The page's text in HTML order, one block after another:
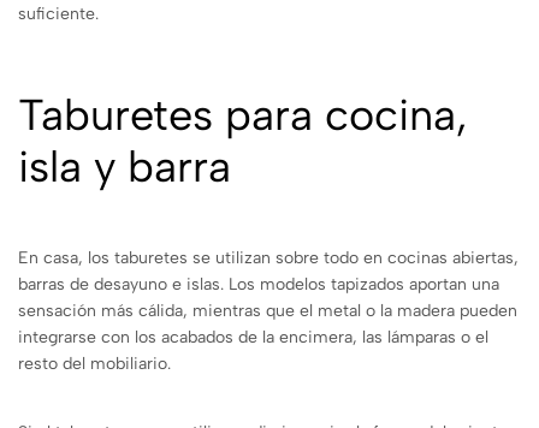
suficiente.
Taburetes para cocina,
isla y barra
En casa, los taburetes se utilizan sobre todo en cocinas abiertas,
barras de desayuno e islas. Los modelos tapizados aportan una
sensación más cálida, mientras que el metal o la madera pueden
integrarse con los acabados de la encimera, las lámparas o el
resto del mobiliario.